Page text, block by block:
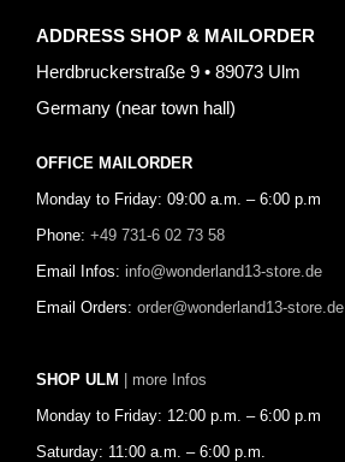
ADDRESS SHOP & MAILORDER
Herdbruckerstraße 9 • 89073 Ulm
Germany (near town hall)
OFFICE MAILORDER
Monday to Friday: 09:00 a.m. – 6:00 p.m
Phone: +49 731-6 02 73 58
Email Infos: info@wonderland13-store.de
Email Orders: order@wonderland13-store.de
SHOP ULM | more Infos
Monday to Friday: 12:00 p.m. – 6:00 p.m
Saturday: 11:00 a.m. – 6:00 p.m.